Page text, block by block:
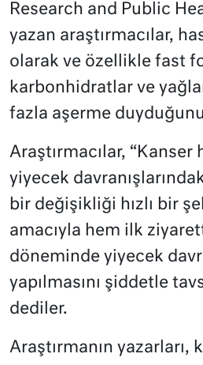
Research and Public
yazan araştırmacılar,
olarak ve özellikle fast
karbonhidratlar ve
fazla aşerme
Araştırmacılar, “Kanser
yiyecek
bir değişikliği hızlı bir
amacıyla hem ilk
döneminde yiyecek
yapılmasını şiddetle
dediler.
Araştırmanın yazarları,